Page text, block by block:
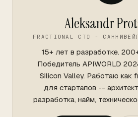
Aleksandr
FRACTIONAL CTO -
15+ лет в разработке.
Победитель APIWORLD
Silicon Valley. Работаю как
для стартапов --
разработка, найм,